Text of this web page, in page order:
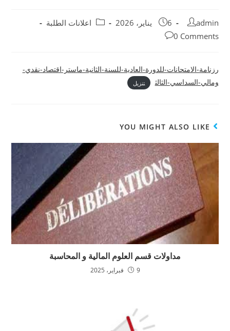
admin 6 يناير، 2026
اعلانات الطلبة
0 Comments
رزنامة-الامتحانات-للدورة-العادية-للسنة-الثانية-ماستر-اقتصاد-نقدي-
ومالي-السداسي-الثالث
تنزيل
YOU MIGHT ALSO LIKE
مداولات قسم العلوم المالية و المحاسبة
9 فبراير، 2025